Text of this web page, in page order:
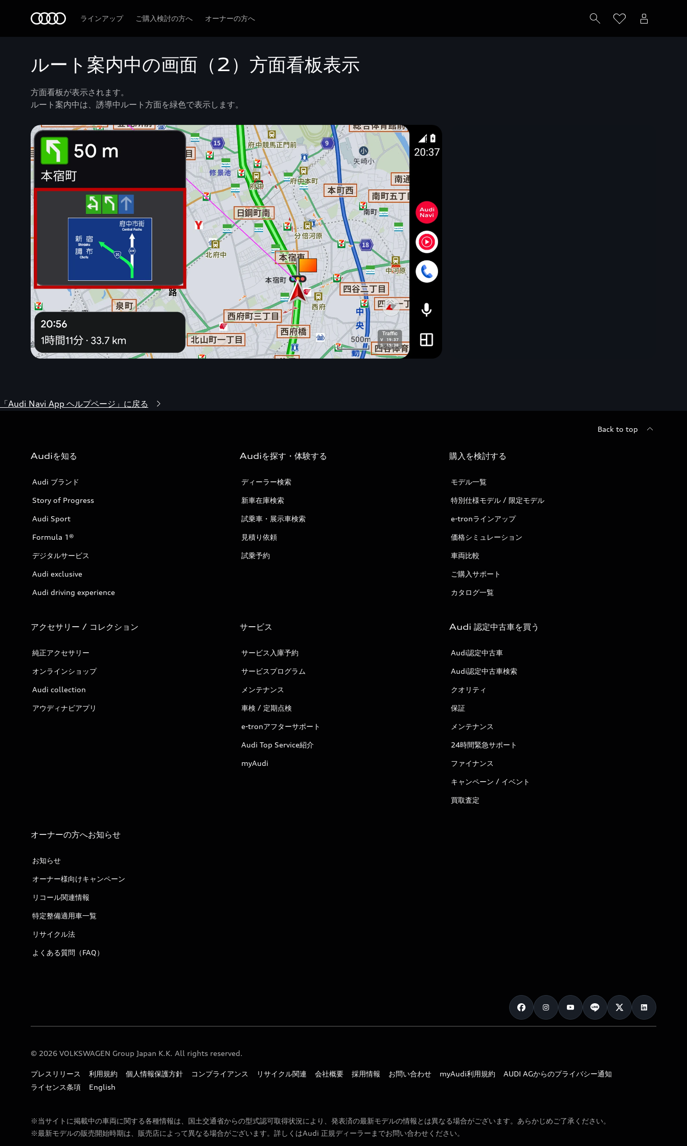
ラインアップ ご購入検討の方へ オーナーの方へ
ルート案内中の画面（2）方面看板表示
方面看板が表示されます。
ルート案内中は、誘導中ルート方面を緑色で表示します。
「Audi Navi App ヘルプページ」に戻る
Back to top
Audiを知る
Audi ブランド
Story of Progress
Audi Sport
Formula 1®
デジタルサービス
Audi exclusive
Audi driving experience
Audiを探す・体験する
ディーラー検索
新車在庫検索
試乗車・展示車検索
見積り依頼
試乗予約
購入を検討する
モデル一覧
特別仕様モデル / 限定モデル
e-tronラインアップ
価格シミュレーション
車両比較
ご購入サポート
カタログ一覧
アクセサリー / コレクション
純正アクセサリー
オンラインショップ
Audi collection
アウディナビアプリ
サービス
サービス入庫予約
サービスプログラム
メンテナンス
車検 / 定期点検
e-tronアフターサポート
Audi Top Service紹介
myAudi
Audi 認定中古車を買う
Audi認定中古車
Audi認定中古車検索
クオリティ
保証
メンテナンス
24時間緊急サポート
ファイナンス
キャンペーン / イベント
買取査定
オーナーの方へお知らせ
お知らせ
オーナー様向けキャンペーン
リコール関連情報
特定整備適用車一覧
リサイクル法
よくある質問（FAQ）
© 2026 VOLKSWAGEN Group Japan K.K. All rights reserved.
プレスリリース 利用規約 個人情報保護方針 コンプライアンス リサイクル関連 会社概要 採用情報 お問い合わせ myAudi利用規約
AUDI AGからのプライバシー通知
ライセンス条項
English
※当サイトに掲載中の車両に関する各種情報は、国土交通省からの型式認可取得状況により、発表済の最新モデルの情報とは異なる場合がございます。あらかじめご了承ください。
※最新モデルの販売開始時期は、販売店によって異なる場合がございます。詳しくはAudi 正規ディーラーまでお問い合わせください。